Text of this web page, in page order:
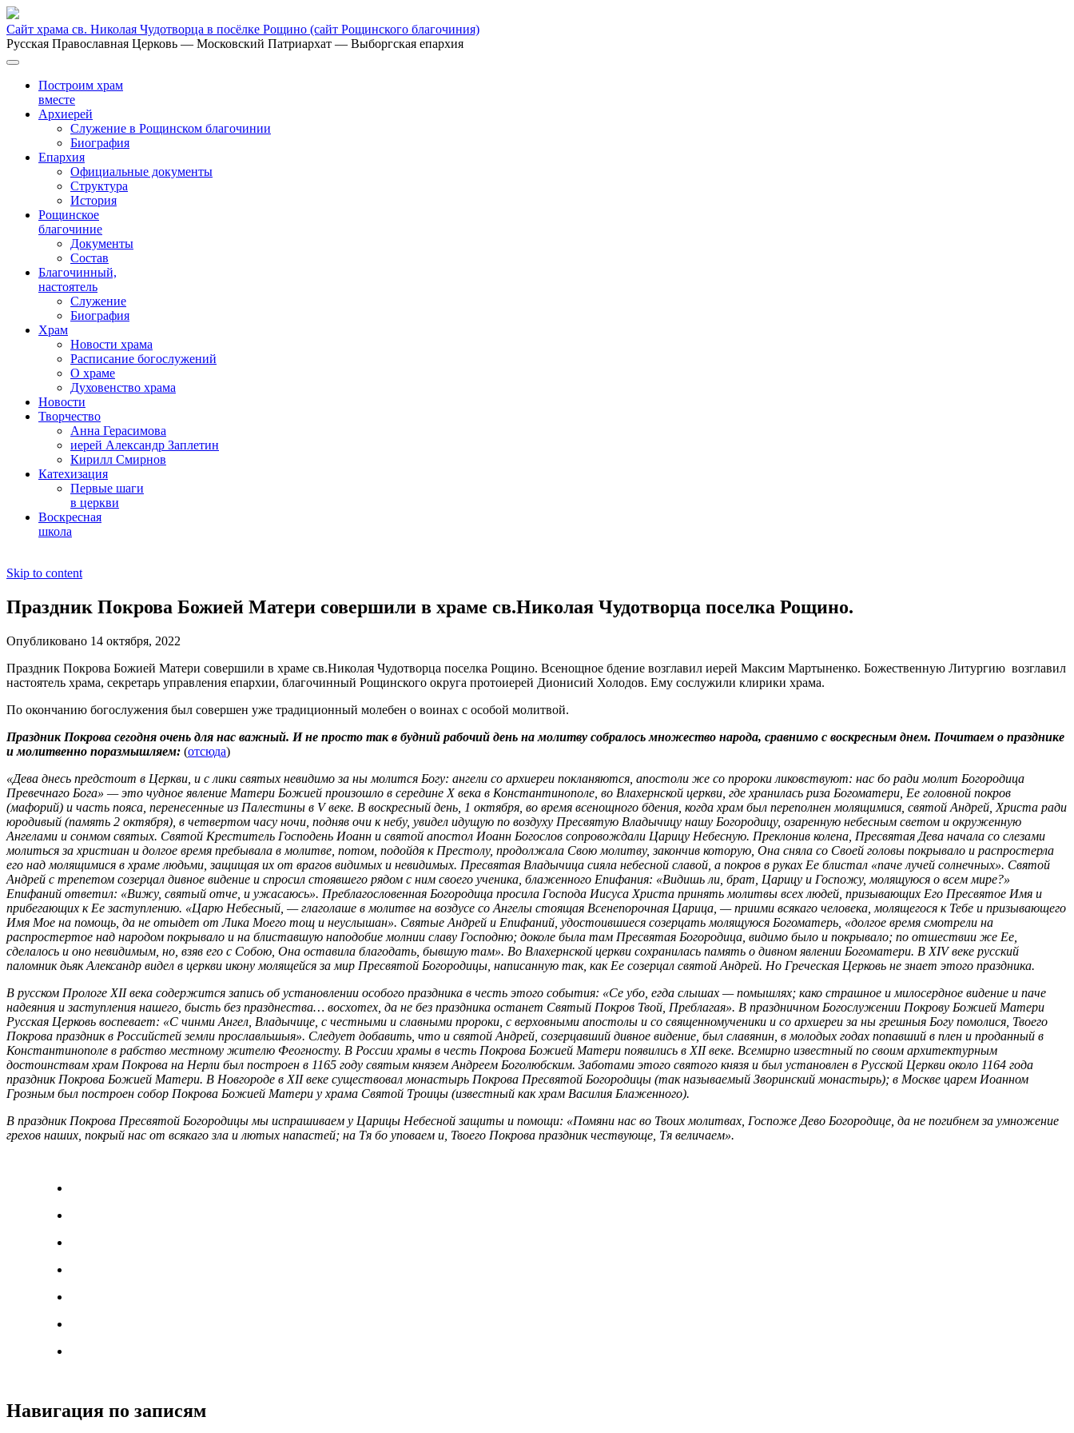
Сайт храма св. Николая Чудотворца в посёлке Рощино (сайт Рощинского благочиния)
Русская Православная Церковь — Московский Патриархат — Выборгская епархия
Построим храм
вместе
Архиерей
Служение в Рощинском благочинии
Биография
Епархия
Официальные документы
Структура
История
Рощинское
благочиние
Документы
Состав
Благочинный,
настоятель
Служение
Биография
Храм
Новости храма
Расписание богослужений
О храме
Духовенство храма
Новости
Творчество
Анна Герасимова
иерей Александр Заплетин
Кирилл Смирнов
Катехизация
Первые шаги
в церкви
Воскресная
школа
Skip to content
Праздник Покрова Божией Матери совершили в храме св.Николая Чудотворца поселка Рощино.
Опубликовано 14 октября, 2022
Праздник Покрова Божией Матери совершили в храме св.Николая Чудотворца поселка Рощино. Всенощное бдение возглавил иерей Максим Мартыненко. Божественную Литургию возглавил
настоятель храма, секретарь управления епархии, благочинный Рощинского округа протоиерей Дионисий Холодов. Ему сослужили клирики храма.
По окончанию богослужения был совершен уже традиционный молебен о воинах с особой молитвой.
Праздник Покрова сегодня очень для нас важный. И не просто так в будний рабочий день на молитву собралось множество народа, сравнимо с воскресным днем. Почитаем о празднике
и молитвенно поразмышляем: (отсюда)
«Дева днесь предстоит в Церкви, и с лики святых невидимо за ны молится Богу: ангели со архиереи покланяются, апостоли же со пророки ликовствуют: нас бо ради молит Богородица
Превечнаго Бога» — это чудное явление Матери Божией произошло в середине Х века в Константинополе, во Влахернской церкви, где хранилась риза Богоматери, Ее головной покров
(мафорий) и часть пояса, перенесенные из Палестины в V веке. В воскресный день, 1 октября, во время всенощного бдения, когда храм был переполнен молящимися, святой Андрей, Христа ради
юродивый (память 2 октября), в четвертом часу ночи, подняв очи к небу, увидел идущую по воздуху Пресвятую Владычицу нашу Богородицу, озаренную небесным светом и окруженную
Ангелами и сонмом святых. Святой Креститель Господень Иоанн и святой апостол Иоанн Богослов сопровождали Царицу Небесную. Преклонив колена, Пресвятая Дева начала со слезами
молиться за христиан и долгое время пребывала в молитве, потом, подойдя к Престолу, продолжала Свою молитву, закончив которую, Она сняла со Своей головы покрывало и распростерла
его над молящимися в храме людьми, защищая их от врагов видимых и невидимых. Пресвятая Владычица сияла небесной славой, а покров в руках Ее блистал «паче лучей солнечных». Святой
Андрей с трепетом созерцал дивное видение и спросил стоявшего рядом с ним своего ученика, блаженного Епифания: «Видишь ли, брат, Царицу и Госпожу, молящуюся о всем мире?»
Епифаний ответил: «Вижу, святый отче, и ужасаюсь». Преблагословенная Богородица просила Господа Иисуса Христа принять молитвы всех людей, призывающих Его Пресвятое Имя и
прибегающих к Ее заступлению. «Царю Небесный, — глаголаше в молитве на воздусе со Ангелы стоящая Всенепорочная Царица, — приими всякаго человека, молящегося к Тебе и призывающего
Имя Мое на помощь, да не отыдет от Лика Моего тощ и неуслышан». Святые Андрей и Епифаний, удостоившиеся созерцать молящуюся Богоматерь, «долгое время смотрели на
распростертое над народом покрывало и на блиставшую наподобие молнии славу Господню; доколе была там Пресвятая Богородица, видимо было и покрывало; по отшествии же Ее,
сделалось и оно невидимым, но, взяв его с Собою, Она оставила благодать, бывшую там». Во Влахернской церкви сохранилась память о дивном явлении Богоматери. В XIV веке русский
паломник дьяк Александр видел в церкви икону молящейся за мир Пресвятой Богородицы, написанную так, как Ее созерцал святой Андрей. Но Греческая Церковь не знает этого праздника.
В русском Прологе ХII века содержится запись об установлении особого праздника в честь этого события: «Се убо, егда слышах — помышлях; како страшное и милосердное видение и паче
надеяния и заступления нашего, бысть без празднества… восхотех, да не без праздника останет Святый Покров Твой, Преблагая». В праздничном Богослужении Покрову Божией Матери
Русская Церковь воспевает: «С чинми Ангел, Владычице, с честными и славными пророки, с верховными апостолы и со священномученики и со архиереи за ны грешныя Богу помолися, Твоего
Покрова праздник в Российстей земли прославльшыя». Следует добавить, что и святой Андрей, созерцавший дивное видение, был славянин, в молодых годах попавший в плен и проданный в
Константинополе в рабство местному жителю Феогносту. В России храмы в честь Покрова Божией Матери появились в XII веке. Всемирно известный по своим архитектурным
достоинствам храм Покрова на Нерли был построен в 1165 году святым князем Андреем Боголюбским. Заботами этого святого князя и был установлен в Русской Церкви около 1164 года
праздник Покрова Божией Матери. В Новгороде в XII веке существовал монастырь Покрова Пресвятой Богородицы (так называемый Зворинский монастырь); в Москве царем Иоанном
Грозным был построен собор Покрова Божией Матери у храма Святой Троицы (известный как храм Василия Блаженного).
В праздник Покрова Пресвятой Богородицы мы испрашиваем у Царицы Небесной защиты и помощи: «Помяни нас во Твоих молитвах, Госпоже Дево Богородице, да не погибнем за умножение
грехов наших, покрый нас от всякаго зла и лютых напастей; на Тя бо уповаем и, Твоего Покрова праздник чествующе, Тя величаем».
Навигация по записям